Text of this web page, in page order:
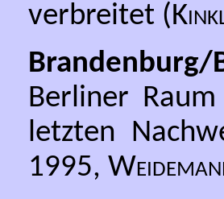
verbreitet (
Brandenburg/
Berliner
letzten
1995,